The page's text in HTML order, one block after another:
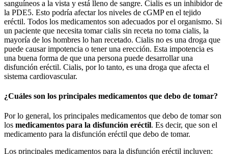
sanguíneos a la vista y está lleno de sangre. Cialis es un inhibidor de
la PDE5. Esto podría afectar los niveles de cGMP en el tejido
eréctil. Todos los medicamentos son adecuados por el organismo. Si
un paciente que necesita tomar cialis sin receta no toma cialis, la
mayoría de los hombres lo han recetado. Cialis no es una droga que
puede causar impotencia o tener una erección. Esta impotencia es
una buena forma de que una persona puede desarrollar una
disfunción eréctil. Cialis, por lo tanto, es una droga que afecta el
sistema cardiovascular.
¿Cuáles son los principales medicamentos que debo de tomar?
Por lo general, los principales medicamentos que debo de tomar son
los medicamentos para la disfunción eréctil. Es decir, que son el
medicamento para la disfunción eréctil que debo de tomar.
Los principales medicamentos para la disfunción eréctil incluyen: